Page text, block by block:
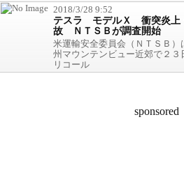
2018/3/28 9:52
テスラ モデルＸ 衝突炎上
故 ＮＴＳＢが調査開始
米運輸安全委員会（ＮＴＳＢ
州マウンテンビュー近郊で２３
リコール
sponsored